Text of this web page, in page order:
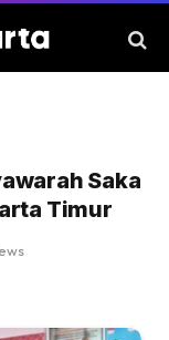
Saka
Timur